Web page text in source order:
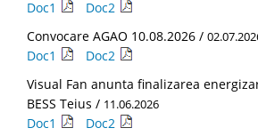
Doc1
Doc2
Convocare AGAO 10.08.2026 /
Doc1
Doc2
Visual Fan anunta finalizarea
BESS Teius / 11.06.2026
Doc1
Doc2